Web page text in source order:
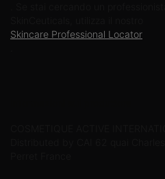
Skincare Professional Locator